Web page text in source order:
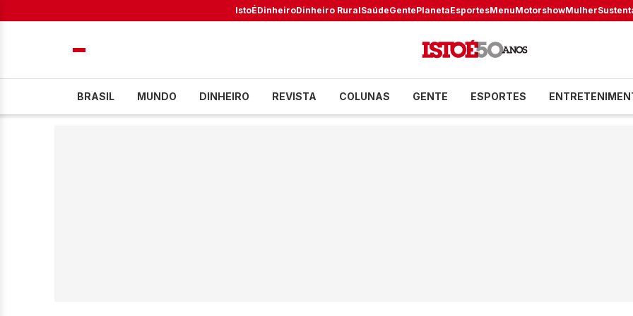
IstoÉDinheiroDinheiro RuralSaúdeGentePlanetaEsportesMenuMotorshowMulher
BRASIL MUNDO DINHEIRO REVISTA COLUNAS GENTE ESPORTES